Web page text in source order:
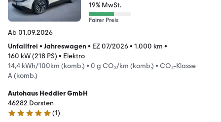
19% MwSt.
Fairer Preis
Ab 01.09.2026
Unfallfrei • Jahreswagen• EZ 07/2026• 1.000 km •
160 kW (218 PS) • Elektro
14,4 kWh/100km (komb.) • 0 g CO₂/km (komb.) • CO₂-Klasse
A (komb.)
Autohaus Heddier GmbH
46282 Dorsten
5 Sterne
(1)